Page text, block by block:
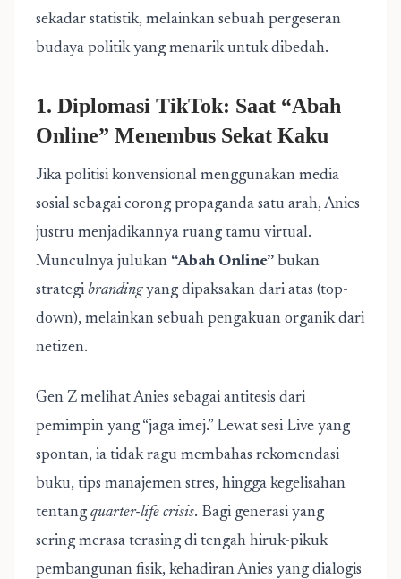
sekadar statistik, melainkan sebuah pergeseran
budaya politik yang menarik untuk dibedah.
1. Diplomasi TikTok: Saat “Abah
Online” Menembus Sekat Kaku
Jika politisi konvensional menggunakan media
sosial sebagai corong propaganda satu arah, Anies
justru menjadikannya ruang tamu virtual.
Munculnya julukan “Abah Online” bukan
strategi brandingyang dipaksakan dari atas (top-
down), melainkan sebuah pengakuan organik dari
netizen.
Gen Z melihat Anies sebagai antitesis dari
pemimpin yang “jaga imej.” Lewat sesi Live yang
spontan, ia tidak ragu membahas rekomendasi
buku, tips manajemen stres, hingga kegelisahan
tentang quarter-life crisis. Bagi generasi yang
sering merasa terasing di tengah hiruk-pikuk
pembangunan fisik, kehadiran Anies yang dialogis